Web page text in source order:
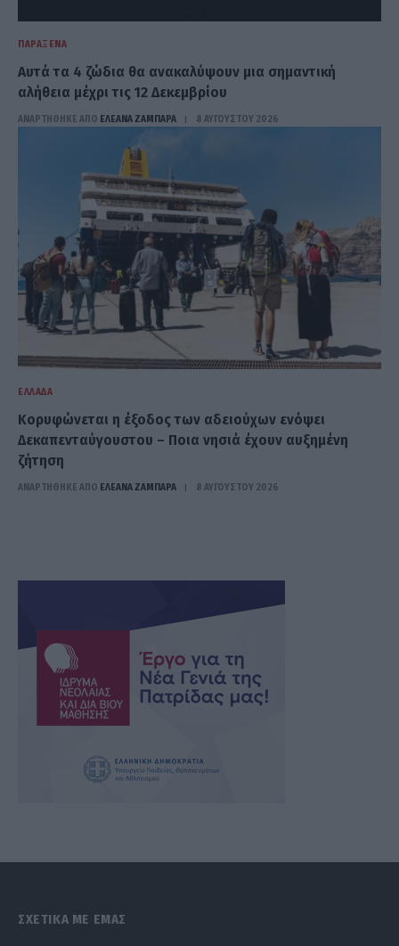
ΠΑΡΆΞΕΝΑ
Αυτά τα 4 ζώδια θα ανακαλύψουν μια σημαντική
αλήθεια μέχρι τις 12 Δεκεμβρίου
ΑΝΑΡΤΗΘΗΚΕ ΑΠΟ ΕΛΕΑΝΑ ΖΑΜΠΑΡΑ 8 ΑΥΓΟΎΣΤΟΥ 2026
ΕΛΛΆΔΑ
Κορυφώνεται η έξοδος των αδειούχων ενόψει
Δεκαπενταύγουστου – Ποια νησιά έχουν αυξημένη
ζήτηση
ΑΝΑΡΤΗΘΗΚΕ ΑΠΟ ΕΛΕΑΝΑ ΖΑΜΠΑΡΑ 8 ΑΥΓΟΎΣΤΟΥ 2026
ΣΧΕΤΙΚΑ ΜΕ ΕΜΑΣ